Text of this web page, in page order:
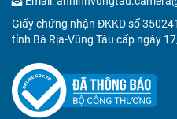
Giấy chứng nhận ĐKKD số
tỉnh Bà Rịa-Vũng Tàu cấp ngày